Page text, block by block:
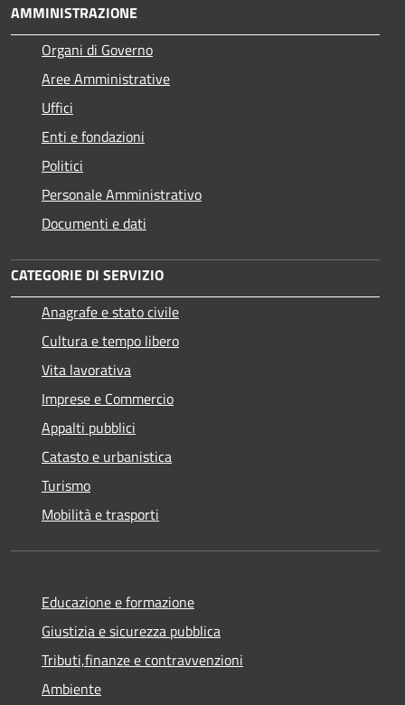
AMMINISTRAZIONE
Organi di Governo
Aree Amministrative
Uffici
Enti e fondazioni
Politici
Personale Amministrativo
Documenti e dati
CATEGORIE DI SERVIZIO
Anagrafe e stato civile
Cultura e tempo libero
Vita lavorativa
Imprese e Commercio
Appalti pubblici
Catasto e urbanistica
Turismo
Mobilità e trasporti
Educazione e formazione
Giustizia e sicurezza pubblica
Tributi,finanze e contravvenzioni
Ambiente